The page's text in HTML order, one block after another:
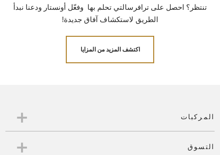
تنتظر؟ احصل على ترافرسالتي تحلم بها وفعّل أونستار ودعنا نبدأ
الطريق لاستكشاف آفاق جديدة!
اكتشف المزيد من المزايا